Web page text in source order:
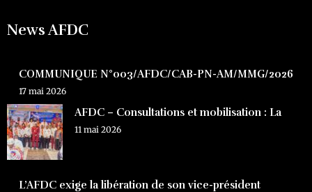
News AFDC
COMMUNIQUE N°003/AFDC/CAB-PN-AM/MMG/2026
17 mai 2026
AFDC – Consultations et mobilisation : La
11 mai 2026
L’AFDC exige la libération de son vice-président